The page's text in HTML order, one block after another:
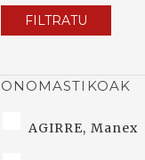
FILTRATU
ONOMASTIKOAK
AGIRRE, Manex